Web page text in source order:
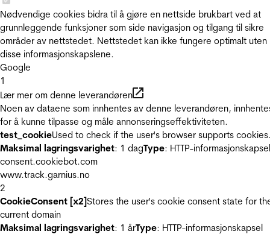
Nødvendige cookies bidra til å gjøre en nettside brukbart ved at
grunnleggende funksjoner som side navigasjon og tilgang til sikre
områder av nettstedet. Nettstedet kan ikke fungere optimalt uten
disse informasjonskapslene.
Google
1
Lær mer om denne leverandøren
Noen av dataene som innhentes av denne leverandøren,
for å kunne tilpasse og måle annonseringseffektiviteten.
test_cookieUsed to check if the user's browser supports
Maksimal lagringsvarighet: 1 dagType: HTTP-informasjonskapsel
consent.cookiebot.com
www.track.garnius.no
2
CookieConsent [x2]Stores the user's cookie consent state for
current domain
Maksimal lagringsvarighet: 1 årType: HTTP-informasjonskapsel